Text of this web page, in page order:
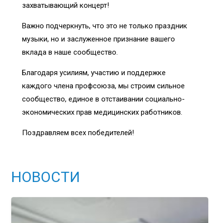
захватывающий концерт!
Важно подчеркнуть, что это не только праздник
музыки, но и заслуженное признание вашего
вклада в наше сообщество.
Благодаря усилиям, участию и поддержке
каждого члена профсоюза, мы строим сильное
сообщество, единое в отстаивании социально-
экономических прав медицинских работников.
Поздравляем всех победителей!
НОВОСТИ